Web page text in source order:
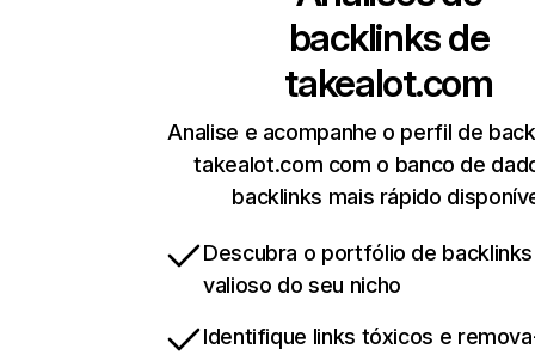
backlinks de
takealot.com
Analise e acompanhe o perfil de
takealot.com com o banco de
backlinks mais rápido
Descubra o portfólio de
valioso do seu nicho
Identifique links tóxicos e